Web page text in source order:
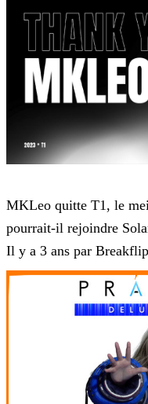
MKLeo quitte T1, le
pourrait-il rejoindre
Il y a 3 ans par Breakflip